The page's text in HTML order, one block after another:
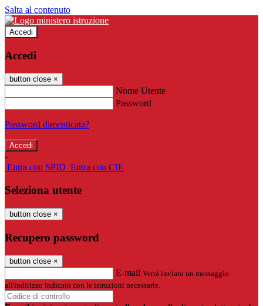
Salta al contenuto
Accedi
Accedi
button close ×
Nome Utente
Password
Password dimenticata?
-
Entra con SPID Entra con CIE
Seleziona utente
button close ×
Recupero password
button close ×
E-mail Verrà inviato un messaggio
all'indirizzo indicato con le istruzioni necessarie.